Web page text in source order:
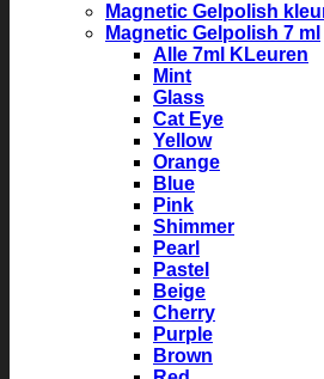
Magnetic Gelpolish
Magnetic Gelpolish 7 ml
Alle 7ml KLeuren
Mint
Glass
Cat Eye
Yellow
Orange
Blue
Pink
Shimmer
Pearl
Pastel
Beige
Cherry
Purple
Brown